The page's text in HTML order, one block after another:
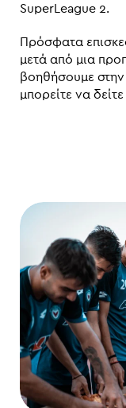
SuperLeague 2.
Πρόσφατα
μετά από μια
βοηθήσουμε στην
μπορείτε να